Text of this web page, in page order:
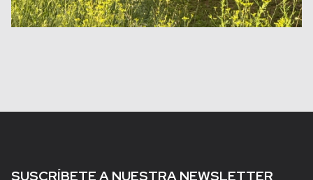
SUSCRÍBETE A NUESTRA NEWSLETTER